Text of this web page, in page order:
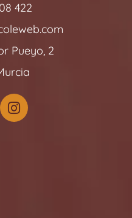
422
Pueyo, 2
I
n